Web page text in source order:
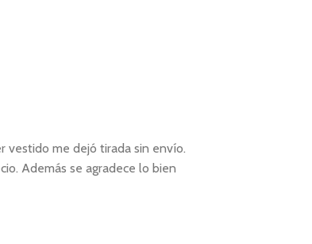
vestido me dejó tirada sin envío.
Además se agradece lo bien